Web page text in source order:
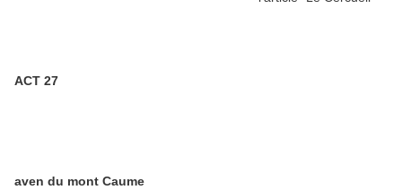
ACT 27
aven du mont Caume